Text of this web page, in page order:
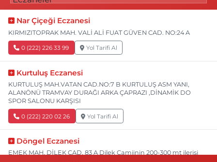
Nar Çiçeği Eczanesi
KIRMIZITOPRAK MAH. VALİ ALİ FUAT GÜVEN CAD. NO:24 A
0 (222) 226 33 99 Yol Tarifi Al
Kurtuluş Eczanesi
KURTULUŞ MAH.VATAN CAD.NO:7 B KURTULUŞ ASM YANI,
ALANÖNÜ TRAMVAY DURAĞI ARKA ÇAPRAZI ,DİNAMİK DO
SPOR SALONU KARŞISI
0 (222) 220 02 26 Yol Tarifi Al
Döngel Eczanesi
EMEK MAH. DİLEK CAD. 83 A Dilek Camiinin 200-300 mt ilerisi